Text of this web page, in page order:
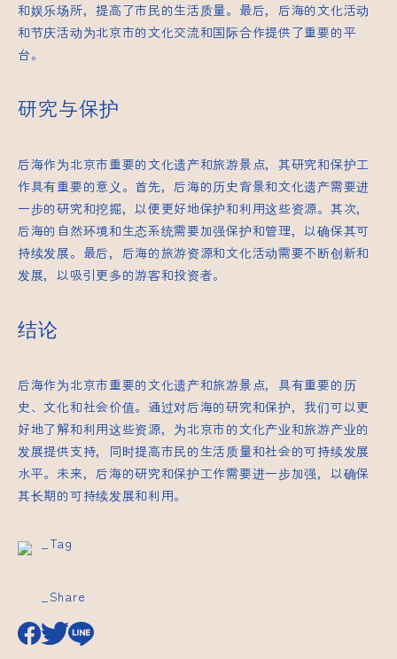
和娱乐场所，提高了市民的生活质量。最后，后海的文化活动
和节庆活动为北京市的文化交流和国际合作提供了重要的平
台。
研究与保护
后海作为北京市重要的文化遗产和旅游景点，其研究和保护工
作具有重要的意义。首先，后海的历史背景和文化遗产需要进
一步的研究和挖掘，以便更好地保护和利用这些资源。其次，
后海的自然环境和生态系统需要加强保护和管理，以确保其可
持续发展。最后，后海的旅游资源和文化活动需要不断创新和
发展，以吸引更多的游客和投资者。
结论
后海作为北京市重要的文化遗产和旅游景点，具有重要的历
史、文化和社会价值。通过对后海的研究和保护，我们可以更
好地了解和利用这些资源，为北京市的文化产业和旅游产业的
发展提供支持，同时提高市民的生活质量和社会的可持续发展
水平。未来，后海的研究和保护工作需要进一步加强，以确保
其长期的可持续发展和利用。
_Tag
_Share